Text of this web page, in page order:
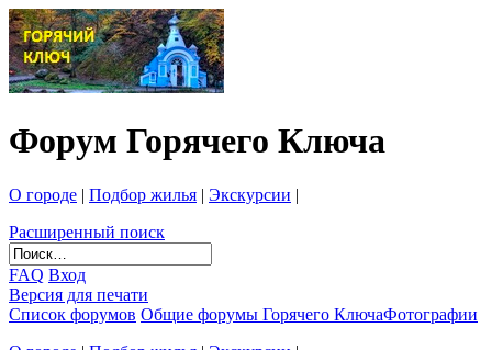
Форум Горячего Ключа
О городе | Подбор жилья | Экскурсии |
Расширенный поиск
FAQ Вход
Версия для печати
Список форумов Общие форумы Горячего КлючаФотографии